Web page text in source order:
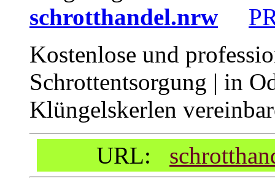
schrotthandel.nrw
Kostenlose und
Schrottentsorgung | in
Klüngelskerlen
URL: